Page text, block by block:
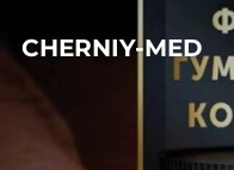
к
содержимому
CHERNIY-MED